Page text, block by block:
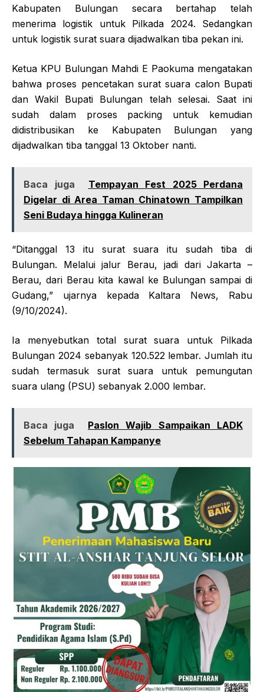
Kabupaten Bulungan secara bertahap telah
menerima logistik untuk Pilkada 2024. Sedangkan
untuk logistik surat suara dijadwalkan tiba pekan ini.
Ketua KPU Bulungan Mahdi E Paokuma mengatakan
bahwa proses pencetakan surat suara calon Bupati
dan Wakil Bupati Bulungan telah selesai. Saat ini
sudah dalam proses packing untuk kemudian
didistribusikan ke Kabupaten Bulungan yang
dijadwalkan tiba tanggal 13 Oktober nanti.
Baca juga
Tempayan Fest 2025 Perdana
Digelar di Area Taman Chinatown Tampilkan
Seni Budaya hingga Kulineran
“Ditanggal 13 itu surat suara itu sudah tiba di
Bulungan. Melalui jalur Berau, jadi dari Jakarta –
Berau, dari Berau kita kawal ke Bulungan sampai di
Gudang,” ujarnya kepada Kaltara News, Rabu
(9/10/2024).
Ia menyebutkan total surat suara untuk Pilkada
Bulungan 2024 sebanyak 120.522 lembar. Jumlah itu
sudah termasuk surat suara untuk pemungutan
suara ulang (PSU) sebanyak 2.000 lembar.
Baca juga
Paslon Wajib Sampaikan LADK
Sebelum Tahapan Kampanye